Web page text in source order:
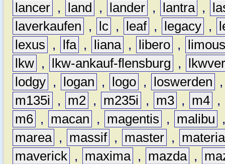
lancer , land , lander , lantra ,
laverkaufen
, lc , leaf , legacy ,
lexus
, lfa , liana , libero ,
lkw , lkw-ankauf-flensburg ,
lodgy , logan , logo , loswerden
m135i
, m2 , m235i , m3 , m4 ,
m6 , macan , magentis , malibu
marea , massif , master ,
materia
maverick , maxima , mazda ,